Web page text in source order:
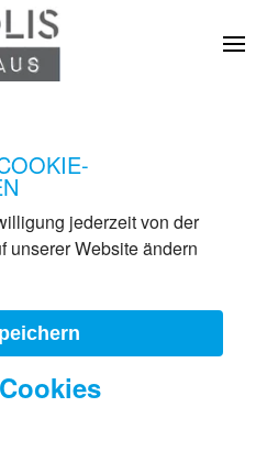
jederzeit von der
unserer Website ändern